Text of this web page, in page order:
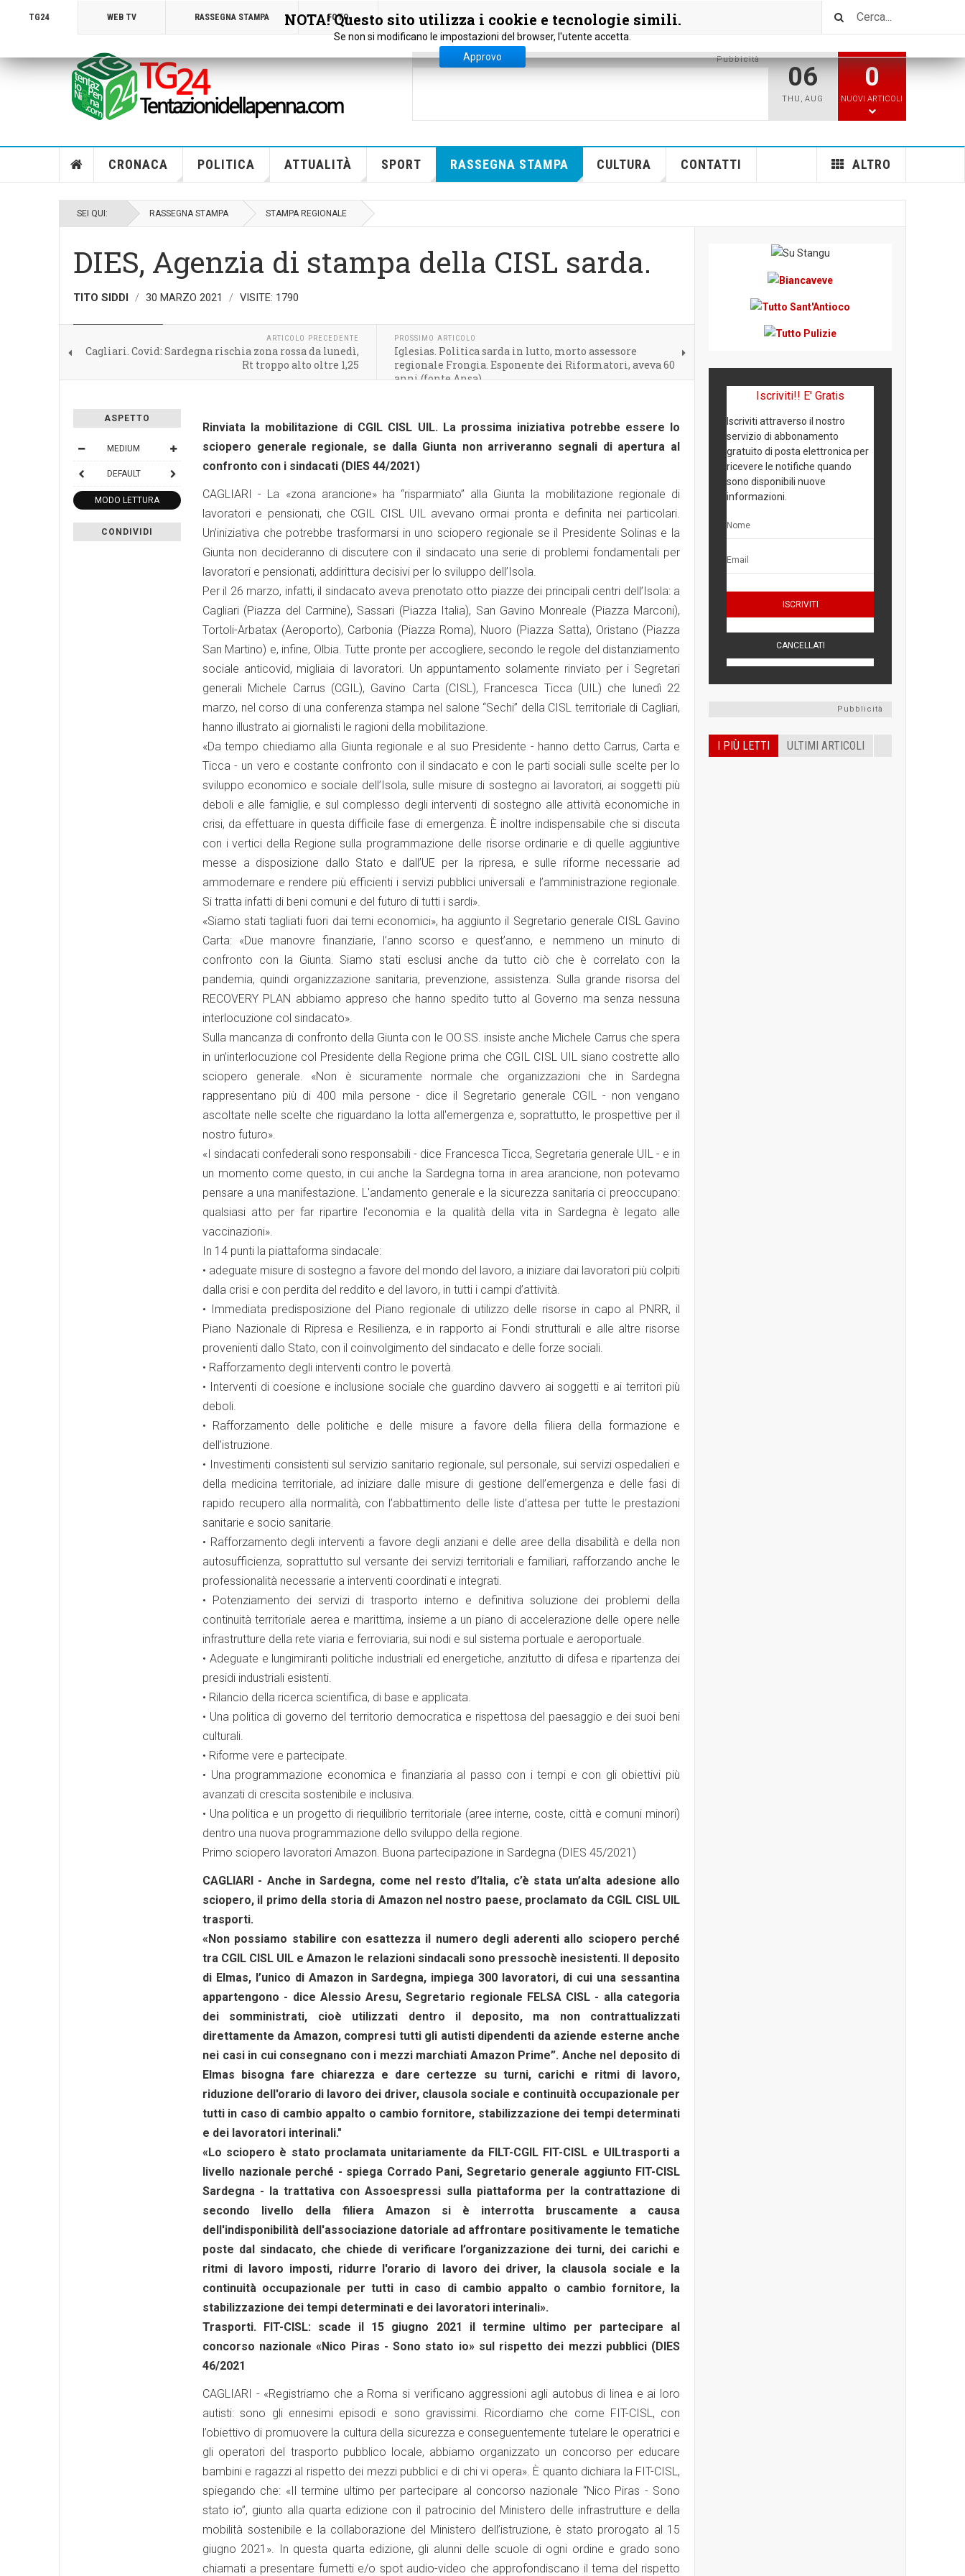
TG24 WEB TV RASSEGNA STAMPA FOTO
NOTA! Questo sito utilizza i cookie e tecnologie simili.
Se non si modificano le impostazioni del browser, l'utente accetta.
Approvo
Pubbicità
06
THU , AUG
0
NUOVI ARTICOLI
CRONACA POLITICA ATTUALITÀ SPORT RASSEGNA STAMPA CULTURA CONTATTI ALTRO
SEI QUI: RASSEGNA STAMPA STAMPA REGIONALE
DIES, Agenzia di stampa della CISL sarda.
TITO SIDDI 30 MARZO 2021 VISITE: 1790
ARTICOLO PRECEDENTE
Cagliari. Covid: Sardegna rischia zona rossa da lunedì,
Rt troppo alto oltre 1,25
PROSSIMO ARTICOLO
Iglesias. Politica sarda in lutto, morto assessore
regionale Frongia. Esponente dei Riformatori, aveva 60
anni (fonte Ansa)
ASPETTO
MEDIUM
DEFAULT
MODO LETTURA
CONDIVIDI
Rinviata la mobilitazione di CGIL CISL UIL. La prossima iniziativa potrebbe essere lo
sciopero generale regionale, se dalla Giunta non arriveranno segnali di apertura al
confronto con i sindacati (DIES 44/2021)
CAGLIARI - La «zona arancione» ha “risparmiato” alla Giunta la mobilitazione regionale di
lavoratori e pensionati, che CGIL CISL UIL avevano ormai pronta e definita nei particolari.
Un’iniziativa che potrebbe trasformarsi in uno sciopero regionale se il Presidente Solinas e la
Giunta non decideranno di discutere con il sindacato una serie di problemi fondamentali per
lavoratori e pensionati, addirittura decisivi per lo sviluppo dell’Isola.
Per il 26 marzo, infatti, il sindacato aveva prenotato otto piazze dei principali centri dell’Isola: a
Cagliari (Piazza del Carmine), Sassari (Piazza Italia), San Gavino Monreale (Piazza Marconi),
Tortoli-Arbatax (Aeroporto), Carbonia (Piazza Roma), Nuoro (Piazza Satta), Oristano (Piazza
San Martino) e, infine, Olbia. Tutte pronte per accogliere, secondo le regole del distanziamento
sociale anticovid, migliaia di lavoratori. Un appuntamento solamente rinviato per i Segretari
generali Michele Carrus (CGIL), Gavino Carta (CISL), Francesca Ticca (UIL) che lunedì 22
marzo, nel corso di una conferenza stampa nel salone “Sechi” della CISL territoriale di Cagliari,
hanno illustrato ai giornalisti le ragioni della mobilitazione.
«Da tempo chiediamo alla Giunta regionale e al suo Presidente - hanno detto Carrus, Carta e
Ticca - un vero e costante confronto con il sindacato e con le parti sociali sulle scelte per lo
sviluppo economico e sociale dell’Isola, sulle misure di sostegno ai lavoratori, ai soggetti più
deboli e alle famiglie, e sul complesso degli interventi di sostegno alle attività economiche in
crisi, da effettuare in questa difficile fase di emergenza. È inoltre indispensabile che si discuta
con i vertici della Regione sulla programmazione delle risorse ordinarie e di quelle aggiuntive
messe a disposizione dallo Stato e dall’UE per la ripresa, e sulle riforme necessarie ad
ammodernare e rendere più efficienti i servizi pubblici universali e l’amministrazione regionale.
Si tratta infatti di beni comuni e del futuro di tutti i sardi».
«Siamo stati tagliati fuori dai temi economici», ha aggiunto il Segretario generale CISL Gavino
Carta: «Due manovre finanziarie, l’anno scorso e quest’anno, e nemmeno un minuto di
confronto con la Giunta. Siamo stati esclusi anche da tutto ciò che è correlato con la
pandemia, quindi organizzazione sanitaria, prevenzione, assistenza. Sulla grande risorsa del
RECOVERY PLAN abbiamo appreso che hanno spedito tutto al Governo ma senza nessuna
interlocuzione col sindacato».
Sulla mancanza di confronto della Giunta con le OO.SS. insiste anche Michele Carrus che spera
in un’interlocuzione col Presidente della Regione prima che CGIL CISL UIL siano costrette allo
sciopero generale. «Non è sicuramente normale che organizzazioni che in Sardegna
rappresentano più di 400 mila persone - dice il Segretario generale CGIL - non vengano
ascoltate nelle scelte che riguardano la lotta all'emergenza e, soprattutto, le prospettive per il
nostro futuro».
«I sindacati confederali sono responsabili - dice Francesca Ticca, Segretaria generale UIL - e in
un momento come questo, in cui anche la Sardegna torna in area arancione, non potevamo
pensare a una manifestazione. L'andamento generale e la sicurezza sanitaria ci preoccupano:
qualsiasi atto per far ripartire l'economia e la qualità della vita in Sardegna è legato alle
vaccinazioni».
In 14 punti la piattaforma sindacale:
• adeguate misure di sostegno a favore del mondo del lavoro, a iniziare dai lavoratori più colpiti
dalla crisi e con perdita del reddito e del lavoro, in tutti i campi d’attività.
• Immediata predisposizione del Piano regionale di utilizzo delle risorse in capo al PNRR, il
Piano Nazionale di Ripresa e Resilienza, e in rapporto ai Fondi strutturali e alle altre risorse
provenienti dallo Stato, con il coinvolgimento del sindacato e delle forze sociali.
• Rafforzamento degli interventi contro le povertà.
• Interventi di coesione e inclusione sociale che guardino davvero ai soggetti e ai territori più
deboli.
• Rafforzamento delle politiche e delle misure a favore della filiera della formazione e
dell’istruzione.
• Investimenti consistenti sul servizio sanitario regionale, sul personale, sui servizi ospedalieri e
della medicina territoriale, ad iniziare dalle misure di gestione dell’emergenza e delle fasi di
rapido recupero alla normalità, con l’abbattimento delle liste d’attesa per tutte le prestazioni
sanitarie e socio sanitarie.
• Rafforzamento degli interventi a favore degli anziani e delle aree della disabilità e della non
autosufficienza, soprattutto sul versante dei servizi territoriali e familiari, rafforzando anche le
professionalità necessarie a interventi coordinati e integrati.
• Potenziamento dei servizi di trasporto interno e definitiva soluzione dei problemi della
continuità territoriale aerea e marittima, insieme a un piano di accelerazione delle opere nelle
infrastrutture della rete viaria e ferroviaria, sui nodi e sul sistema portuale e aeroportuale.
• Adeguate e lungimiranti politiche industriali ed energetiche, anzitutto di difesa e ripartenza dei
presidi industriali esistenti.
• Rilancio della ricerca scientifica, di base e applicata.
• Una politica di governo del territorio democratica e rispettosa del paesaggio e dei suoi beni
culturali.
• Riforme vere e partecipate.
• Una programmazione economica e finanziaria al passo con i tempi e con gli obiettivi più
avanzati di crescita sostenibile e inclusiva.
• Una politica e un progetto di riequilibrio territoriale (aree interne, coste, città e comuni minori)
dentro una nuova programmazione dello sviluppo della regione.
Primo sciopero lavoratori Amazon. Buona partecipazione in Sardegna (DIES 45/2021)
CAGLIARI - Anche in Sardegna, come nel resto d’Italia, c’è stata un’alta adesione allo
sciopero, il primo della storia di Amazon nel nostro paese, proclamato da CGIL CISL UIL
trasporti.
«Non possiamo stabilire con esattezza il numero degli aderenti allo sciopero perché
tra CGIL CISL UIL e Amazon le relazioni sindacali sono pressochè inesistenti. Il deposito
di Elmas, l’unico di Amazon in Sardegna, impiega 300 lavoratori, di cui una sessantina
appartengono - dice Alessio Aresu, Segretario regionale FELSA CISL - alla categoria
dei somministrati, cioè utilizzati dentro il deposito, ma non contrattualizzati
direttamente da Amazon, compresi tutti gli autisti dipendenti da aziende esterne anche
nei casi in cui consegnano con i mezzi marchiati Amazon Prime”. Anche nel deposito di
Elmas bisogna fare chiarezza e dare certezze su turni, carichi e ritmi di lavoro,
riduzione dell'orario di lavoro dei driver, clausola sociale e continuità occupazionale per
tutti in caso di cambio appalto o cambio fornitore, stabilizzazione dei tempi determinati
e dei lavoratori interinali."
«Lo sciopero è stato proclamata unitariamente da FILT-CGIL FIT-CISL e UILtrasporti a
livello nazionale perché - spiega Corrado Pani, Segretario generale aggiunto FIT-CISL
Sardegna - la trattativa con Assoespressi sulla piattaforma per la contrattazione di
secondo livello della filiera Amazon si è interrotta bruscamente a causa
dell'indisponibilità dell'associazione datoriale ad affrontare positivamente le tematiche
poste dal sindacato, che chiede di verificare l’organizzazione dei turni, dei carichi e
ritmi di lavoro imposti, ridurre l'orario di lavoro dei driver, la clausola sociale e la
continuità occupazionale per tutti in caso di cambio appalto o cambio fornitore, la
stabilizzazione dei tempi determinati e dei lavoratori interinali».
Trasporti. FIT-CISL: scade il 15 giugno 2021 il termine ultimo per partecipare al
concorso nazionale «Nico Piras - Sono stato io» sul rispetto dei mezzi pubblici (DIES
46/2021
CAGLIARI - «Registriamo che a Roma si verificano aggressioni agli autobus di linea e ai loro
autisti: sono gli ennesimi episodi e sono gravissimi. Ricordiamo che come FIT-CISL, con
l’obiettivo di promuovere la cultura della sicurezza e conseguentemente tutelare le operatrici e
gli operatori del trasporto pubblico locale, abbiamo organizzato un concorso per educare
bambini e ragazzi al rispetto dei mezzi pubblici e di chi vi opera». È quanto dichiara la FIT-CISL,
spiegando che: «Il termine ultimo per partecipare al concorso nazionale “Nico Piras - Sono
stato io”, giunto alla quarta edizione con il patrocinio del Ministero delle infrastrutture e della
mobilità sostenibile e la collaborazione del Ministero dell’istruzione, è stato prorogato al 15
giugno 2021». In questa quarta edizione, gli alunni delle scuole di ogni ordine e grado sono
chiamati a presentare fumetti e/o spot audio-video che approfondiscano il tema del rispetto
Iscriviti!! E' Gratis
Iscriviti attraverso il nostro
servizio di abbonamento
gratuito di posta elettronica per
ricevere le notifiche quando
sono disponibili nuove
informazioni.
Pubblicità
I PIÙ LETTI ULTIMI ARTICOLI